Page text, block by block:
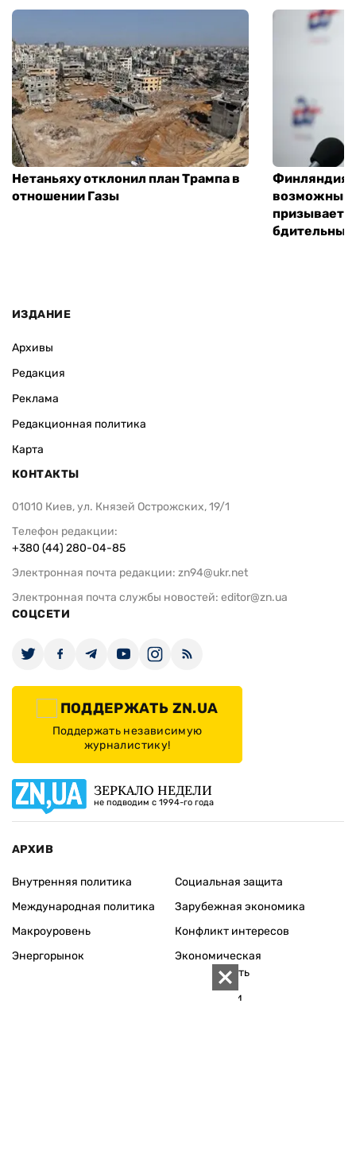
Нетаньяху отклонил план Трампа в
отношении Газы
Финляндия
возможным
призывает
ИЗДАНИЕ
Архивы
Редакция
Реклама
Редакционная политика
Карта
КОНТАКТЫ
01010 Киев, ул. Князей Острожских, 19/1
Телефон редакции:
+380 (44) 280-04-85
Электронная почта редакции: zn94@ukr.net
Электронная почта службы новостей: editor@zn.ua
СОЦСЕТИ
ПОДДЕРЖАТЬ ZN.UA
Поддержать независимую
журналистику!
ЗЕРКАЛО НЕДЕЛИ
не подводим с 1994-го года
АРХИВ
Внутренняя политика
Международная политика
Макроуровень
Энергорынок
Социальная защита
Зарубежная экономика
Конфликт интересов
Экономическая
безопасность
Персоналии